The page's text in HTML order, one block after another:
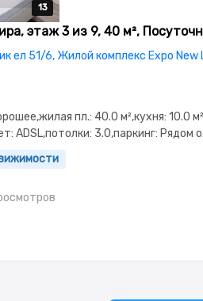
13
13
13
13
13
этаж 3 из 9, 40 м²,
ел 51/6, Жилой комплекс Expo New
пл.: 40.0 м²,кухня: 10.0
ADSL,потолки: 3.0,паркинг: Рядом